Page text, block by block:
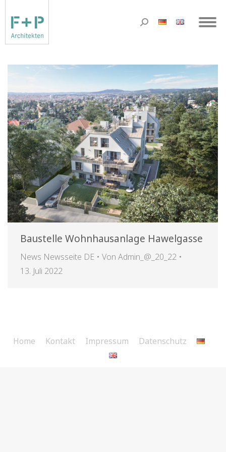
Baustelle Wohnhausanlage Hawelgasse
News Newsseite DE Von Admin_@_20_22
13. Juli 2022
Home Kontakt Impressum Datenschutz